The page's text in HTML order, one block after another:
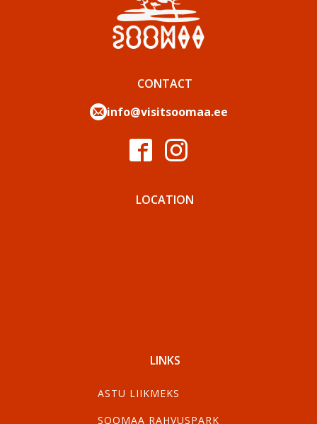
CONTACT
info@visitsoomaa.ee
LOCATION
LINKS
ASTU LIIKMEKS
SOOMAA RAHVUSPARK